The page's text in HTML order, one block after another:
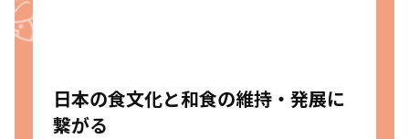
日本の食文化と和食の維持・発展に
繋がる